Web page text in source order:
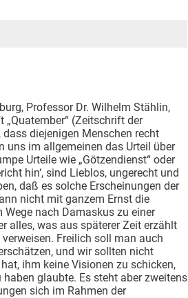
Professor Dr. Wilhelm Stählin,
(Zeitschrift der
diejenigen Menschen recht
uns im allgemeinen das Urteil über
Urteile wie „Götzendienst“ oder
hin‘, sind Lieblos, ungerecht und
daß es solche Erscheinungen der
nicht mit ganzem Ernst die
nach Damaskus zu einer
alles, was aus späterer Zeit erzählt
Freilich soll man auch
und wir sollten nicht
ihm keine Visionen zu schicken,
glaubte. Es steht aber zweitens
sich im Rahmen der